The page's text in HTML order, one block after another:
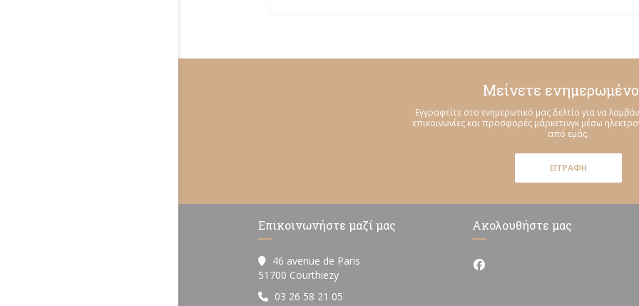
Μείνετε
Εγγραφείτε στο ενημερωτικό μας δελτίο για να
επικοινωνίες και προσφορές μάρκετινγκ μέσω
από εμάς.
ΕΓΓΡΑΦΉ
Επικοινωνήστε μαζί μας
46 avenue de Paris
51700 Courthiezy((ανοίγει σε νέο παράθυρο))
03 26 58 21 05
Ακολουθήστε μας
Facebook ((ανοίγει σε νέο